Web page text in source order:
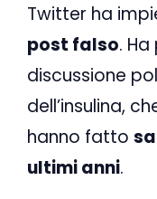
Twitter ha
post falso.
discussione
dell’insulina,
hanno fatto
ultimi anni.